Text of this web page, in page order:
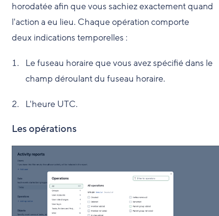
horodatée afin que vous sachiez exactement quand
l'action a eu lieu. Chaque opération comporte
deux indications temporelles :
Le fuseau horaire que vous avez spécifié dans le
champ déroulant du fuseau horaire.
L'heure UTC.
Les opérations